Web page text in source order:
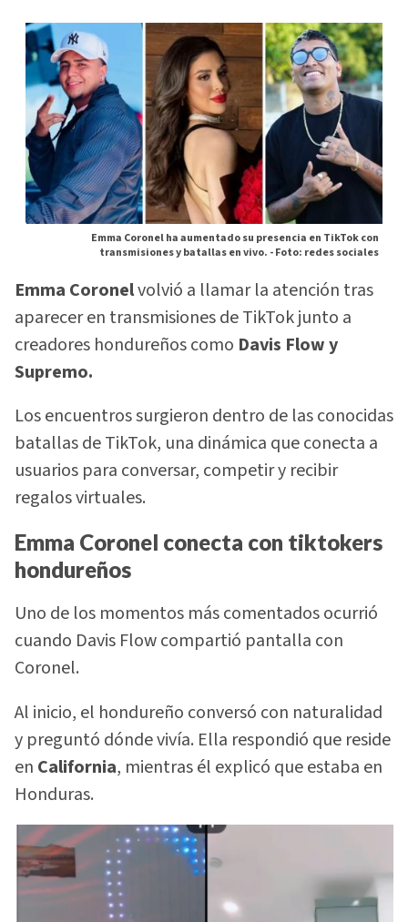
Emma Coronel ha aumentado su presencia en TikTok con
transmisiones y batallas en vivo. -Foto: redes sociales
Emma Coronelvolvió a llamar la atención tras
aparecer en transmisiones de TikTok junto a
creadores hondureños como Davis Flow y
Supremo.
Los encuentros surgieron dentro de las conocidas
batallas de TikTok, una dinámica que conecta a
usuarios para conversar, competir y recibir
regalos virtuales.
Emma Coronel conecta con tiktokers
hondureños
Uno de los momentos más comentados ocurrió
cuando Davis Flow compartió pantalla con
Coronel.
Al inicio, el hondureño conversó con naturalidad
y preguntó dónde vivía. Ella respondió que reside
en California, mientras él explicó que estaba en
Honduras.